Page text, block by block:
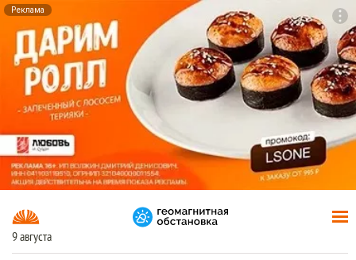
Реклама
9 августа